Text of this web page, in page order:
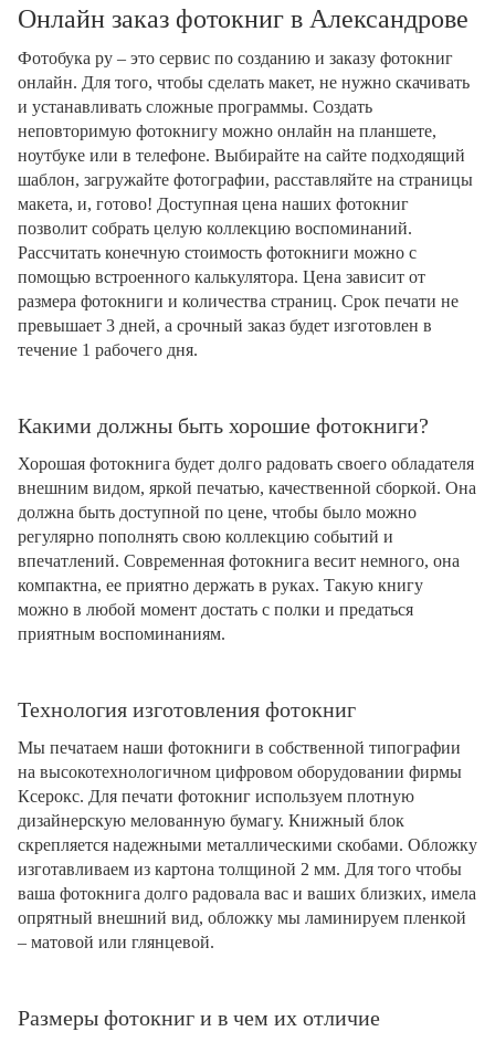
Онлайн заказ фотокниг в Александрове
Фотобука ру – это сервис по созданию и заказу фотокниг
онлайн. Для того, чтобы сделать макет, не нужно скачивать
и устанавливать сложные программы. Создать
неповторимую фотокнигу можно онлайн на планшете,
ноутбуке или в телефоне. Выбирайте на сайте подходящий
шаблон, загружайте фотографии, расставляйте на страницы
макета, и, готово! Доступная цена наших фотокниг
позволит собрать целую коллекцию воспоминаний.
Рассчитать конечную стоимость фотокниги можно с
помощью встроенного калькулятора. Цена зависит от
размера фотокниги и количества страниц. Срок печати не
превышает 3 дней, а срочный заказ будет изготовлен в
течение 1 рабочего дня.
Какими должны быть хорошие фотокниги?
Хорошая фотокнига будет долго радовать своего обладателя
внешним видом, яркой печатью, качественной сборкой. Она
должна быть доступной по цене, чтобы было можно
регулярно пополнять свою коллекцию событий и
впечатлений. Современная фотокнига весит немного, она
компактна, ее приятно держать в руках. Такую книгу
можно в любой момент достать с полки и предаться
приятным воспоминаниям.
Технология изготовления фотокниг
Мы печатаем наши фотокниги в собственной типографии
на высокотехнологичном цифровом оборудовании фирмы
Ксерокс. Для печати фотокниг используем плотную
дизайнерскую мелованную бумагу. Книжный блок
скрепляется надежными металлическими скобами. Обложку
изготавливаем из картона толщиной 2 мм. Для того чтобы
ваша фотокнига долго радовала вас и ваших близких, имела
опрятный внешний вид, обложку мы ламинируем пленкой
– матовой или глянцевой.
Размеры фотокниг и в чем их отличие